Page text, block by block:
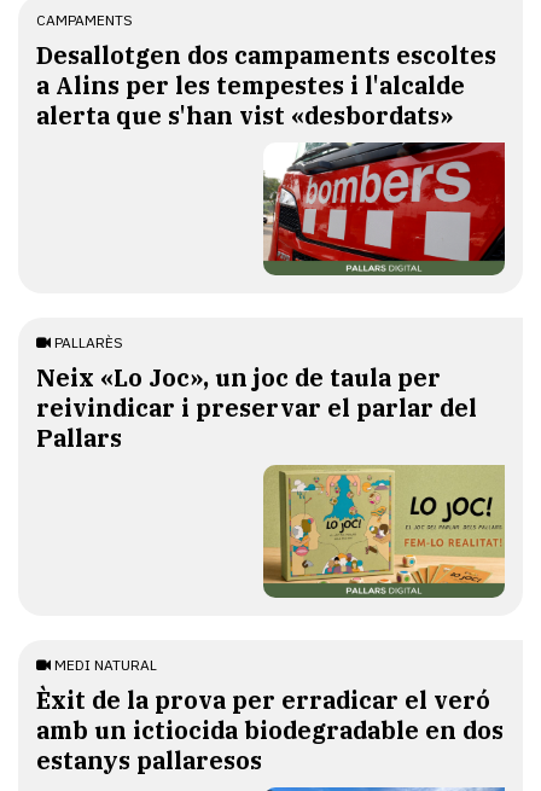
CAMPAMENTS
​Desallotgen dos campaments escoltes
a Alins per les tempestes i l'alcalde
alerta que s'han vist «desbordats»
PALLARÈS
​Neix «Lo Joc», un joc de taula per
reivindicar i preservar el parlar del
Pallars
MEDI NATURAL
Èxit de la prova per erradicar el veró
amb un ictiocida biodegradable en dos
estanys pallaresos